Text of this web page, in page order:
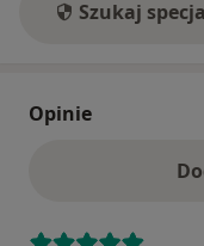
Szukaj
Opinie